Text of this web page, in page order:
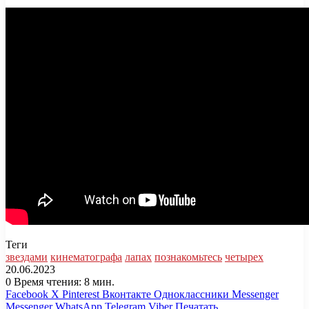
Теги
звездами кинематографа лапах познакомьтесь четырех
20.06.2023
0 Время чтения: 8 мин.
Facebook X Pinterest Вконтакте Одноклассники Messenger
Messenger WhatsApp Telegram Viber Печатать